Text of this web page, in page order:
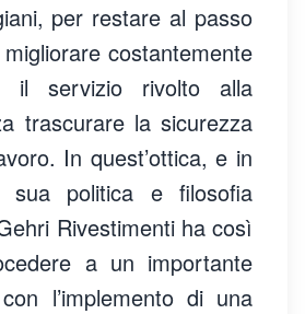
per restare al passo
costantemente
il servizio rivolto alla
trascurare la sicurezza
In quest’ottica, e in
politica e filosofia
Rivestimenti ha così
a un importante
l’implemento di una